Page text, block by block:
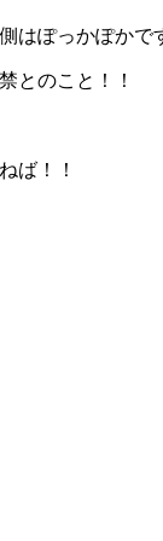
はぽっかぽかで
とのこと！！
ば！！